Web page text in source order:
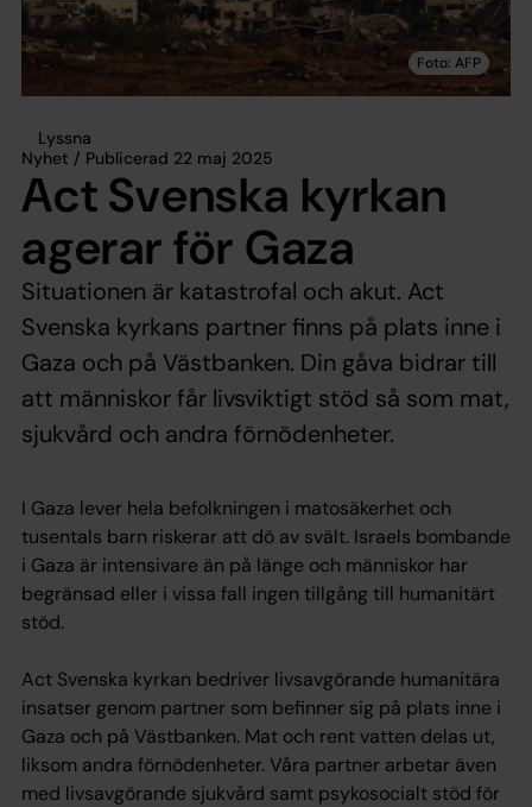
Lyssna
Nyhet / Publicerad 22 maj 2025
Act Svenska kyrkan
agerar för Gaza
Situationen är katastrofal och akut. Act
Svenska kyrkans partner finns på plats inne i
Gaza och på Västbanken. Din gåva bidrar till
att människor får livsviktigt stöd så som mat,
sjukvård och andra förnödenheter.
I Gaza lever hela befolkningen i matosäkerhet och
tusentals barn riskerar att dö av svält. Israels bombande
i Gaza är intensivare än på länge och människor har
begränsad eller i vissa fall ingen tillgång till humanitärt
stöd.
Act Svenska kyrkan bedriver livsavgörande humanitära
insatser genom partner som befinner sig på plats inne i
Gaza och på Västbanken. Mat och rent vatten delas ut,
liksom andra förnödenheter. Våra partner arbetar även
med livsavgörande sjukvård samt psykosocialt stöd för